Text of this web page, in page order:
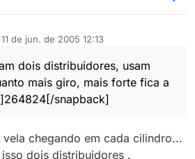
11 de jun. de 2005 12:13
dois distribuidores, usam
mais giro, mais forte fica a
snapback]
chegando em cada cilindro...
dois distribuidores .